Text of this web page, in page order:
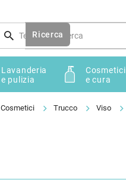
Ricerca
Lavanderia
e pulizia
Cosmetici
e cura
Cosmetici Trucco Viso